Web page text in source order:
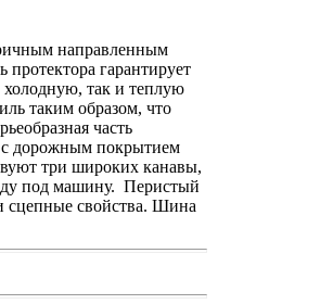
направленным
протектора гарантирует
холодную, так и теплую
таким образом, что
часть
с дорожным покрытием
три широких канавы,
под машину. Перистый
сцепные свойства. Шина